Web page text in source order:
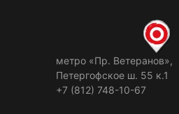
метро «Пр. Ветеранов»,
Петергофское ш. 55 к.1
+7 (812) 748-10-67